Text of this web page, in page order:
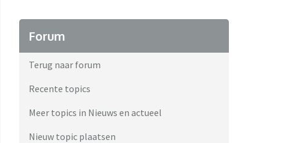
Forum
Terug naar forum
Recente topics
Meer topics in Nieuws en actueel
Nieuw topic plaatsen